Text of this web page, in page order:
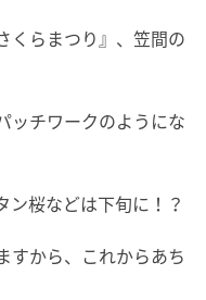
くらまつり』、笠間の
ッチワークのようにな
ン桜などは下旬に！？
すから、これからあち